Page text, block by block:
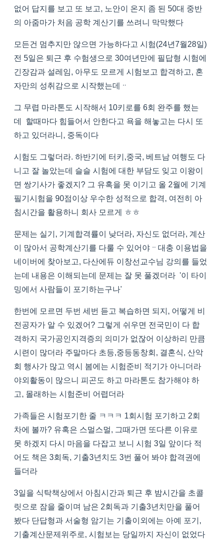
없어 답지를 보고 또 보고, 노안이 온지 좀 된 50대 중반
의 아줌마가 처음 공학 계산기를 쓰려니 막막했다
모든건 멈추지만 않으면 가능하다고 시험(24년7월28일)
전 5일은 퇴근 후 수험생으로 30여년만에 필답형 시험에
긴장감과 설레임, 아무도 모르게 시험보고 합격하고, 혼
자만의 성취감으로 시작했는데ᆢ
그 무렵 마라톤도 시작해서 10키로를 6회 완주를 했는
데 할때마다 힘들어서 안한다고 욕을 해놓고는 다시 또
하고 있더라니, 중독이다
시험도 그렇더라. 하반기에 터키,중국, 베트남 여행도 다
니고 잘 놀았는데 슬슬 시험에 대한 부담도 잊고 이왕이
면 쌍기사가 좋겠지? 그 유혹을 못 이기고 올 2월에 기계
필기시험을 90점이상 우수한 성적으로 합격, 여전히 아
침시간을 활용하니 회사 모르게 ㅎㅎ
문제는 실기, 기계합격률이 낮더라, 자신도 없더라, 계산
이 많아서 공학계산기를 다룰 수 있어야ᆢ대충 이용법을
네이버에 찾아보고, 다산에듀 이창선교수님 강의를 들었
는데 내용은 이해되는데 문제는 잘 못 풀겠더라 '이 타이
밍에서 사람들이 포기하는구나'
한번에 모르면 두번 세번 듣고 복습하면 되지, 어떻게 비
전공자가 알 수 있겠어? 그렇게 쉬우면 전국민이 다 합
격하지 국가공인지격증의 의미가 없잖어 이상하리 만큼
시련이 많더라 주말마다 초등,중등동창회, 결혼식, 산악
회 행사가 많고 역시 봄에는 시험준비 적기가 아니더라
야외활동이 많으니 피곤도 하고 마라톤도 참가해야 하
고, 몰래하는 시험준비 어렵더라
가족들은 시험포기한 줄 ㅋㅋㅋ 1회시험 포기하고 2회
차에 볼까? 유혹은 스멀스멀, 그때가면 또다른 이유로
못 하겠지 다시 마음을 다잡고 보니 시험 3일 앞이다 적
어도 책은 3회독, 기출3년치도 3번 풀어 봐야 합격권에
들더라
3일을 식탁책상에서 아침시간과 퇴근 후 밤시간을 초콜
릿으로 잠을 줄이며 남은 2회독과 기출3년치만을 풀어
봤다 단답형과 서술형 암기는 기출이외에는 아예 포기,
기출계산문제위주로, 시험보는 당일까지 자신이 없었다